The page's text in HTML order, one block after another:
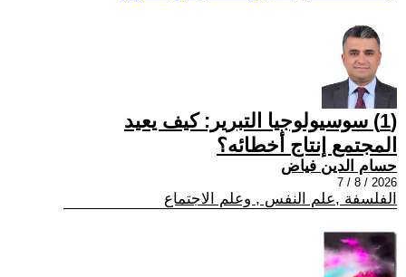
(1) سوسيولوجيا التبرير: كيف يعيد
المجتمع إنتاج أخطائه؟
حسام الدين فياض
2026 / 8 / 7
الفلسفة ,علم النفس , وعلم الاجتماع